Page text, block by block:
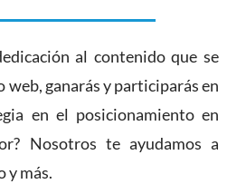
al contenido que se
ganarás y participarás en
en el posicionamiento en
Nosotros te ayudamos a
y más.